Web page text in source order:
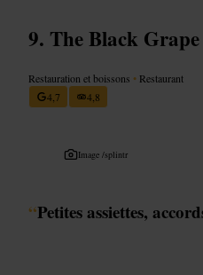
The Black Grape
Restauration et boissons • Restaurant
4,7
4,8
Image /splintr
“Petites assiettes,